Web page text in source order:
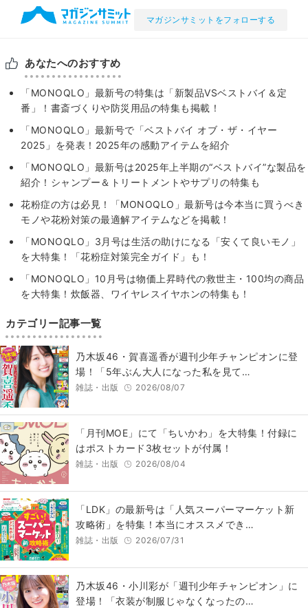
マガジンサミットをフォローする
あなたへのおすすめ
「MONOQLO」最新号の特集は「新製品VSベストバイ＆定
番」！書斎づくりや防災用品の特集も掲載！
「MONOQLO」最新号で「ベストバイ オブ・ザ・イヤー
2025」を発表！2025年の感動アイテムを紹介
「MONOQLO」最新号は2025年上半期の“ベストバイ”な製品を
紹介！シャンプー＆トリートメントやサプリの特集も
花粉症の方は必見！「MONOQLO」最新号は今本当に買うべき
モノや花粉対策の最適解アイテムなどを掲載！
「MONOQLO」3月号は生活の助けになる「安くて良いモノ」
を大特集！「花粉症対策完全ガイド」も！
「MONOQLO」10月号は物価上昇時代の救世主・100均の商品
を大特集！炊飯器、ワイヤレスイヤホンの特集も！
カテゴリー記事一覧
乃木坂46・賀喜遥香が週刊少年チャンピオンに登
場！「5年ぶん大人になった私を見て…
雑誌・出版 2026/08/07
「月刊MOE」にて「ちいかわ」を大特集！付録に
はポストカード3枚セットが付属！
雑誌・出版 2026/08/04
「LDK」の最新号は「人気スーパーマーケット新
攻略術」を特集！本当にオススメでき…
雑誌・出版 2026/07/31
乃木坂46・小川彩が「週刊少年チャンピオン」に
登場！「衣装が制服じゃなくなったの…